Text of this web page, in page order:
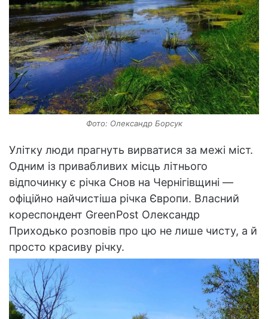
Фото: Олександр Борсук
Улітку люди прагнуть вирватися за межі міст.
Одним із привабливих місць літнього
відпочинку є річка Снов на Чернігівщині —
офіційно найчистіша річка Європи. Власний
кореспондент GreenPost Олександр
Приходько розповів про цю не лише чисту, а й
просто красиву річку.